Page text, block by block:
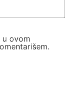
u ovom